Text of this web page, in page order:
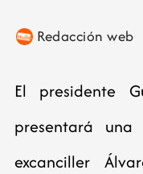
Redacción web
El presidente
presentará
excanciller